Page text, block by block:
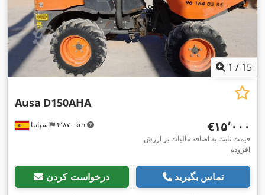
1 / 15
اسپانیا ۴٬۸۷۰ km
Ausa D150AHA
‎€۱۵٬۰۰۰
قیمت ثابت به اضافه مالیات بر ارزش
افزوده
درخواست کردن تماس بگیرید